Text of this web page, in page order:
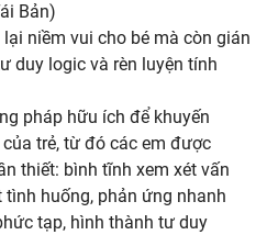
Bản)
niềm vui cho bé mà còn gián
duy logic và rèn luyện tính
pháp hữu ích để khuyến
trẻ, từ đó các em được
thiết: bình tĩnh xem xét vấn
huống, phản ứng nhanh
tạp, hình thành tư duy